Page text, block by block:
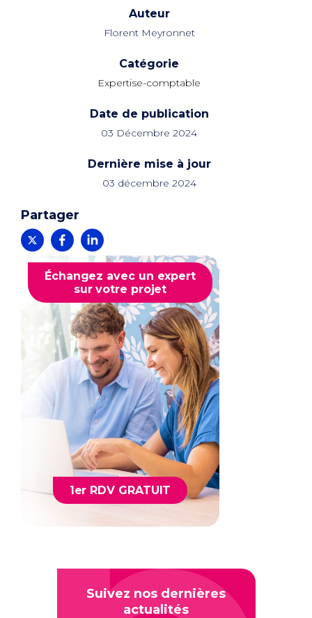
Auteur
Florent Meyronnet
Catégorie
Expertise-comptable
Date de publication
03 Décembre 2024
Dernière mise à jour
03 décembre 2024
Partager
Échangez avec un expert
sur votre projet
1er RDV GRATUIT
Suivez nos dernières
actualités